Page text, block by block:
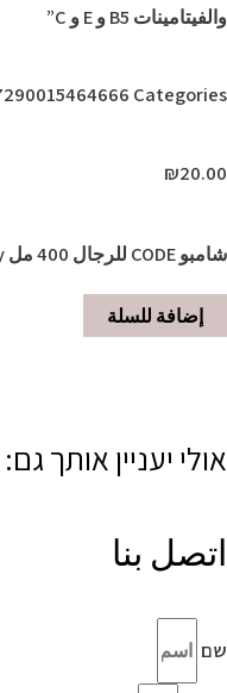
والفيتامينات B5 و E و C”
Categories
₪20.00
شامبو CODE للرجال 400 مل quantity
إضافة للسلة
אולי יעניין אותך גם:
اتصل بنا
שם